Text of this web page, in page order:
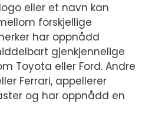
eller et navn kan
forskjellige
har oppnådd
gjenkjennelige
Toyota eller Ford. Andre
Ferrari, appellerer
og har oppnådd en